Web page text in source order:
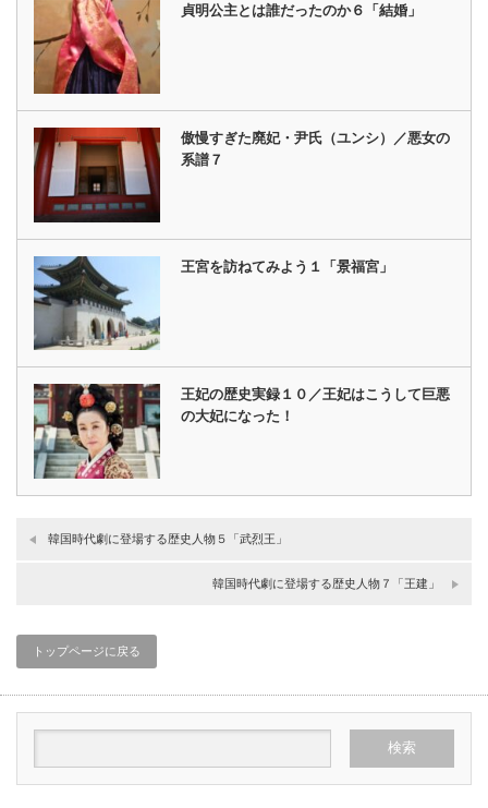
貞明公主とは誰だったのか６「結婚」
傲慢すぎた廃妃・尹氏（ユンシ）／悪女の
系譜７
王宮を訪ねてみよう１「景福宮」
王妃の歴史実録１０／王妃はこうして巨悪
の大妃になった！
韓国時代劇に登場する歴史人物５「武烈王」
韓国時代劇に登場する歴史人物７「王建」
トップページに戻る